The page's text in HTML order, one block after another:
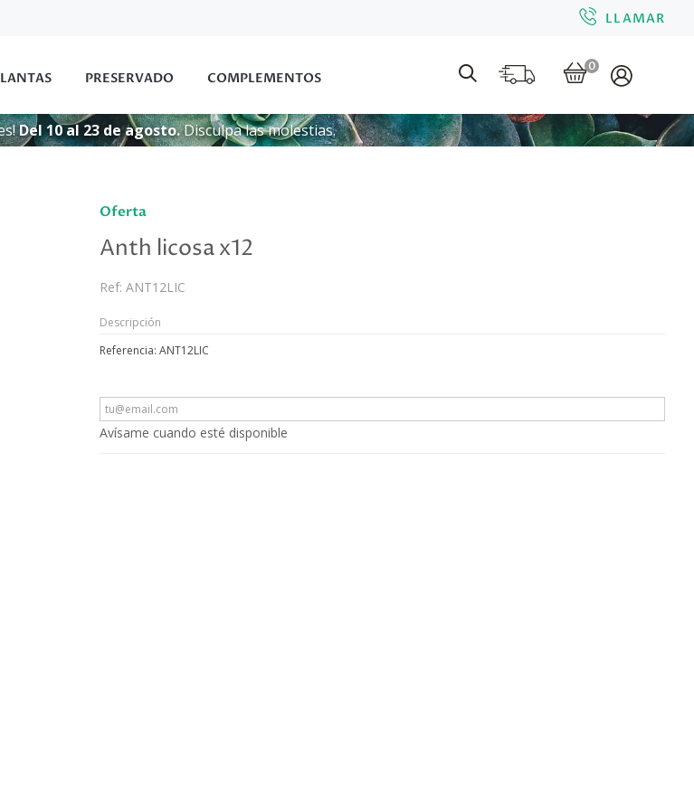
LLAMAR
0
PRESERVADO COMPLEMENTOS
Del 10 al 23 de agosto.Disculpa las molestias.
Oferta
Anth licosa x12
Ref: ANT12LIC
Descripción
Referencia: ANT12LIC
Avísame cuando esté disponible